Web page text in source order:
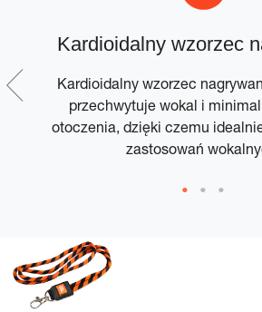
Kardioidalny wzorzec
Kardioidalny wzorzec
przechwytuje wokal i
otoczenia, dzięki czemu
zastosowań